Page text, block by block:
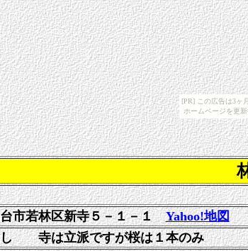
[PR] この広告は3ヶ
ホームページを更
市若林区新寺５－１－１
Yahoo!地図
し 寺は立派ですが桜は１本のみ